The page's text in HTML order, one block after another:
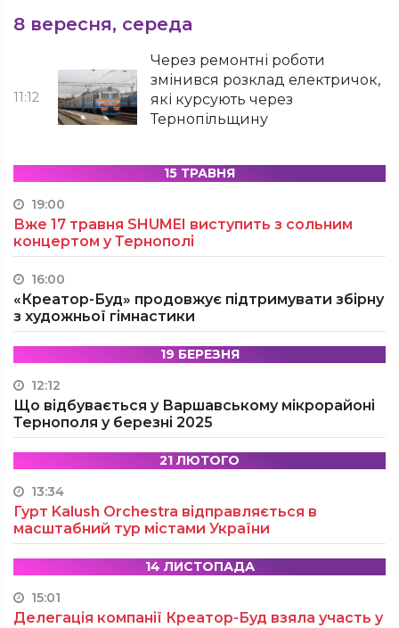
8 вересня, середа
11:12
Через ремонтні роботи
змінився розклад електричок,
які курсують через
Тернопільщину
15 ТРАВНЯ
19:00
Вже 17 травня SHUMEI виступить з сольним
концертом у Тернополі
16:00
«Креатор-Буд» продовжує підтримувати збірну
з художньої гімнастики
19 БЕРЕЗНЯ
12:12
Що відбувається у Варшавському мікрорайоні
Тернополя у березні 2025
21 ЛЮТОГО
13:34
Гурт Kalush Orchestra відправляється в
масштабний тур містами України
14 ЛИСТОПАДА
15:01
Делегація компанії Креатор-Буд взяла участь у